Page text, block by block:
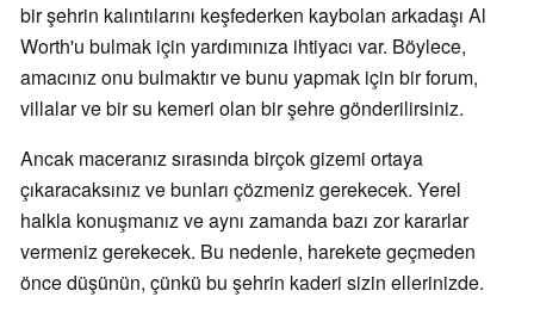
bir şehrin kalıntılarını keşfederken kaybolan arkadaşı Al
Worth'u bulmak için yardımınıza ihtiyacı var. Böylece,
amacınız onu bulmaktır ve bunu yapmak için bir forum,
villalar ve bir su kemeri olan bir şehre gönderilirsiniz.
Ancak maceranız sırasında birçok gizemi ortaya
çıkaracaksınız ve bunları çözmeniz gerekecek. Yerel
halkla konuşmanız ve aynı zamanda bazı zor kararlar
vermeniz gerekecek. Bu nedenle, harekete geçmeden
önce düşünün, çünkü bu şehrin kaderi sizin ellerinizde.